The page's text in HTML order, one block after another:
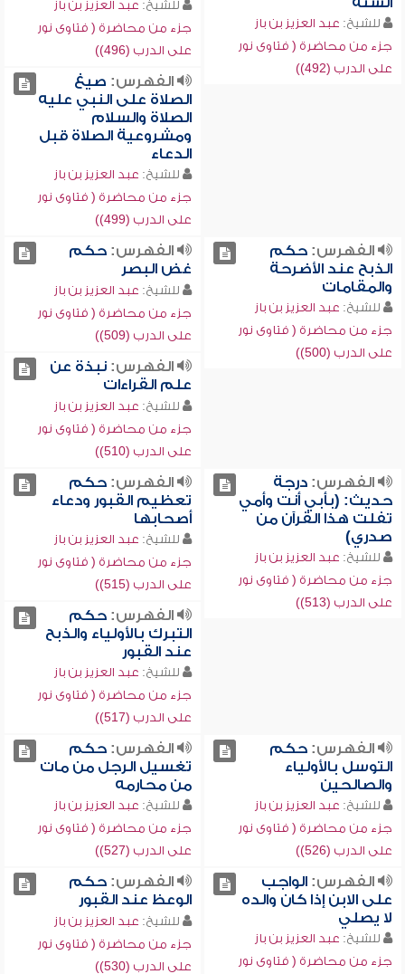
للشيخ: عبد العزيز بن باز
جزء من محاضرة ( فتاوى نور
على الدرب (492))
للشيخ: عبد العزيز بن باز
جزء من محاضرة ( فتاوى نور
على الدرب (496))
الفهرس: صيغ
الصلاة على النبي عليه
الصلاة والسلام
ومشروعية الصلاة قبل
الدعاء
للشيخ: عبد العزيز بن باز
جزء من محاضرة ( فتاوى نور
على الدرب (499))
الفهرس:حكم
الذبح عند الأضرحة
والمقامات
للشيخ: عبد العزيز بن باز
جزء من محاضرة ( فتاوى نور
على الدرب (500))
الفهرس:حكم
غض البصر
للشيخ: عبد العزيز بن باز
جزء من محاضرة ( فتاوى نور
على الدرب (509))
الفهرس:نبذة عن
علم القراءات
للشيخ: عبد العزيز بن باز
جزء من محاضرة ( فتاوى نور
على الدرب (510))
الفهرس:درجة
حديث: (بأبي أنت وأمي
تفلت هذا القرآن من
صدري)
للشيخ: عبد العزيز بن باز
جزء من محاضرة ( فتاوى نور
على الدرب (513))
الفهرس:حكم
تعظيم القبور ودعاء
أصحابها
للشيخ: عبد العزيز بن باز
جزء من محاضرة ( فتاوى نور
على الدرب (515))
الفهرس:حكم
التبرك بالأولياء والذبح
عند القبور
للشيخ: عبد العزيز بن باز
جزء من محاضرة ( فتاوى نور
على الدرب (517))
الفهرس:حكم
التوسل بالأولياء
والصالحين
للشيخ: عبد العزيز بن باز
جزء من محاضرة ( فتاوى نور
على الدرب (526))
الفهرس:حكم
تغسيل الرجل من مات
من محارمه
للشيخ: عبد العزيز بن باز
جزء من محاضرة ( فتاوى نور
على الدرب (527))
الفهرس:الواجب
على الابن إذا كان والده
لا يصلي
للشيخ: عبد العزيز بن باز
جزء من محاضرة ( فتاوى نور
الفهرس:حكم
الوعظ عند القبور
للشيخ: عبد العزيز بن باز
جزء من محاضرة ( فتاوى نور
على الدرب (530))